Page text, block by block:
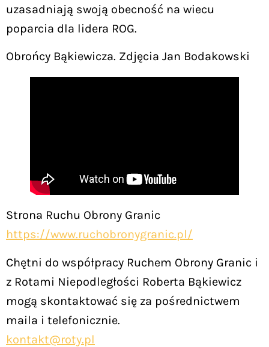
uzasadniają swoją obecność na wiecu
poparcia dla lidera ROG.
Obrońcy Bąkiewicza. Zdjęcia Jan Bodakowski
Strona Ruchu Obrony Granic
https://www.ruchobronygranic.pl/
Chętni do współpracy Ruchem Obrony Granic i
z Rotami Niepodległości Roberta Bąkiewicz
mogą skontaktować się za pośrednictwem
maila i telefonicznie.
kontakt@roty.pl